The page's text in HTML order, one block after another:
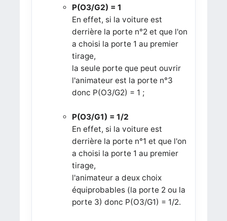
P(O3/G2) = 1
En effet, si la voiture est
derrière la porte n°2 et que l'on
a choisi la porte 1 au premier
tirage,
la seule porte que peut ouvrir
l'animateur est la porte n°3
donc P(O3/G2) = 1 ;
P(O3/G1) = 1/2
En effet, si la voiture est
derrière la porte n°1 et que l'on
a choisi la porte 1 au premier
tirage,
l'animateur a deux choix
équiprobables (la porte 2 ou la
porte 3) donc P(O3/G1) = 1/2.